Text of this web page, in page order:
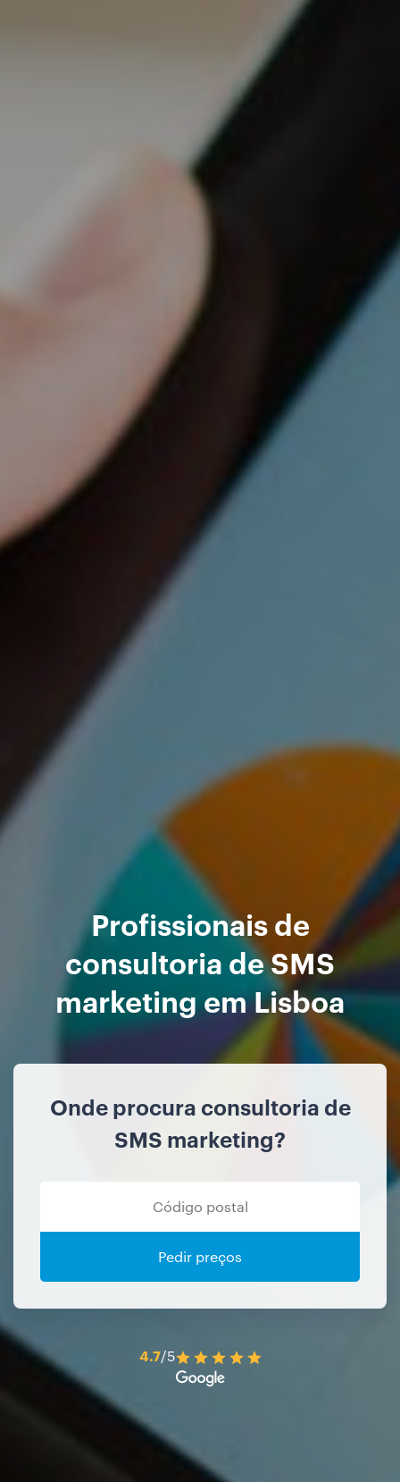
Profissionais de
consultoria de SMS
marketing em Lisboa
Onde procura consultoria de
SMS marketing?
Pedir preços
4.7/5